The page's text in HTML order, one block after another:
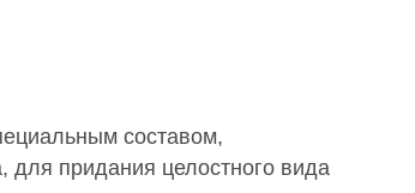
составом,
для придания целостного вида